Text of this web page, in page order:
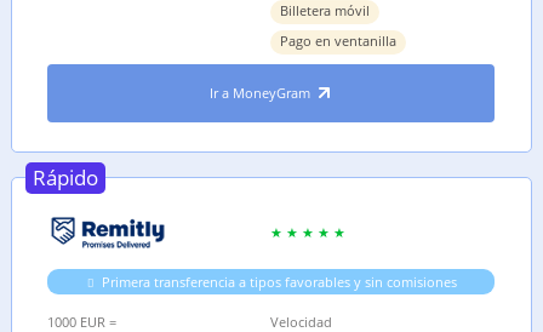
Billetera móvil
Pago en ventanilla
Ir a MoneyGram
Rápido
Primera transferencia a tipos favorables y sin comisiones
1000 EUR =
Velocidad